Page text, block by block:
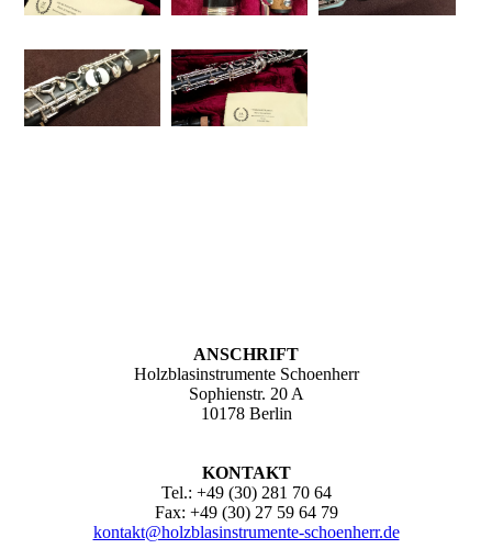
ANSCHRIFT
Holzblasinstrumente Schoenherr
Sophienstr. 20 A
10178 Berlin
KONTAKT
Tel.: +49 (30) 281 70 64
Fax: +49 (30) 27 59 64 79
kontakt@holzblasinstrumente-schoenherr.de